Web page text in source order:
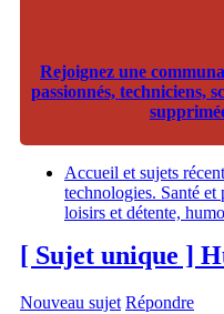
Rejoignez une
passionnés, techniciens,
Accueil et sujets
technologies. Santé et
loisirs et détente,
[ Sujet unique ]
Nouveau sujet Répondre